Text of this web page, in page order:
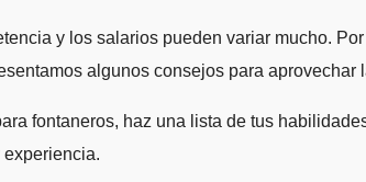
y los salarios pueden variar mucho.
algunos consejos para aprovechar
fontaneros, haz una lista de tus